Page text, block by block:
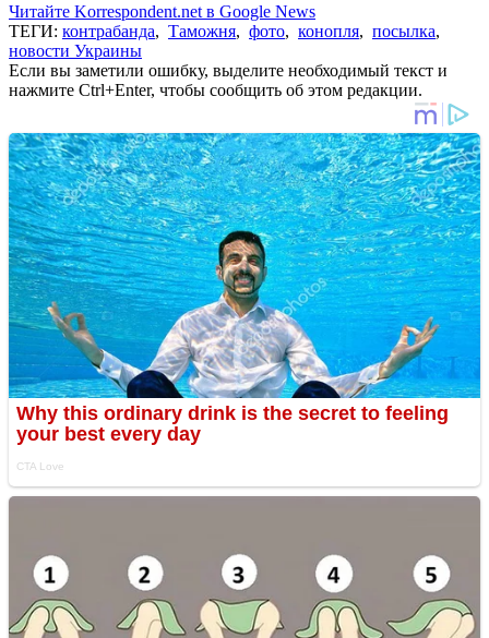
Читайте Korrespondent.net в Google News
ТЕГИ: контрабанда, Таможня, фото, конопля, посылка,
новости Украины
Если вы заметили ошибку, выделите необходимый текст и
нажмите Ctrl+Enter, чтобы сообщить об этом редакции.